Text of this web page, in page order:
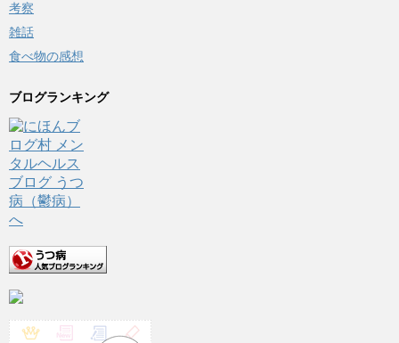
考察
雑話
食べ物の感想
ブログランキング